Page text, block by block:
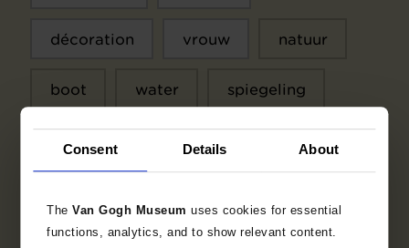
Consent Details About
TheVan Gogh Museumuses cookies for essential
functions, analytics, and to show relevant content.
décoration vrouw natuur
boot water spiegeling